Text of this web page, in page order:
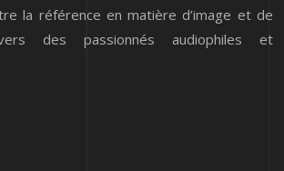
la référence en matière d’image et de
des passionnés audiophiles et